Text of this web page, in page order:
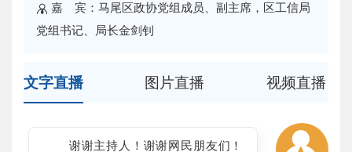
嘉 宾：马尾区政协党组成员、副主席，区工信局
党组书记、局长金剑钊
文字直播 图片直播 视频直播
谢谢主持人！谢谢网民朋友们！